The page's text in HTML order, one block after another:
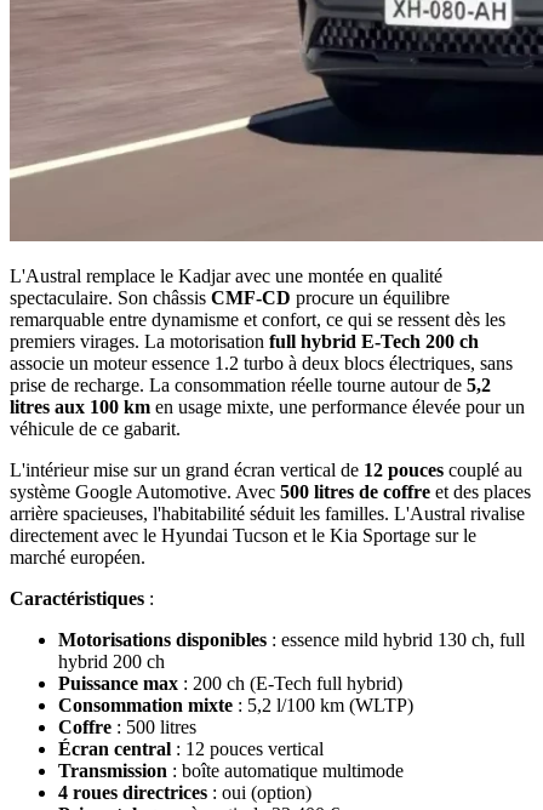
L'Austral remplace le Kadjar avec une montée en qualité
spectaculaire. Son châssis CMF-CD procure un équilibre
remarquable entre dynamisme et confort, ce qui se ressent dès les
premiers virages. La motorisation full hybrid E-Tech 200 ch
associe un moteur essence 1.2 turbo à deux blocs électriques, sans
prise de recharge. La consommation réelle tourne autour de 5,2
litres aux 100 km en usage mixte, une performance élevée pour un
véhicule de ce gabarit.
L'intérieur mise sur un grand écran vertical de 12 pouces couplé au
système Google Automotive. Avec 500 litres de coffre et des places
arrière spacieuses, l'habitabilité séduit les familles. L'Austral rivalise
directement avec le Hyundai Tucson et le Kia Sportage sur le
marché européen.
Caractéristiques :
Motorisations disponibles : essence mild hybrid 130 ch, full
hybrid 200 ch
Puissance max : 200 ch (E-Tech full hybrid)
Consommation mixte : 5,2 l/100 km (WLTP)
Coffre : 500 litres
Écran central : 12 pouces vertical
Transmission : boîte automatique multimode
4 roues directrices : oui (option)